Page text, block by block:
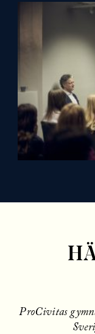
ProCivitas